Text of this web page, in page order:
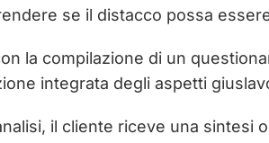
se il distacco possa
la compilazione di un
integrata degli aspetti
il cliente riceve una sintesi